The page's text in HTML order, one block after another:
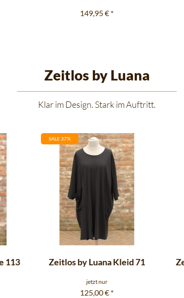
149,95 € *
Zeitlos by Luana
Klar im Design. Stark im Auftritt.
113
SALE 37%
Zeitlos by Luana Kleid 71
jetzt nur
125,00 €*